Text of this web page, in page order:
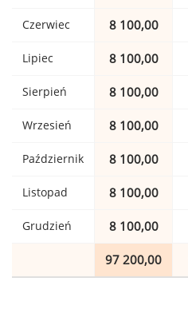
Czerwiec 8 100,00
Lipiec 8 100,00
Sierpień 8 100,00
Wrzesień 8 100,00
Październik 8 100,00
Listopad 8 100,00
Grudzień 8 100,00
97 200,00